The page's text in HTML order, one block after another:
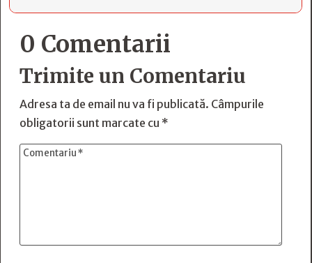
0 Comentarii
Trimite un Comentariu
Adresa ta de email nu va fi publicată. Câmpurile
obligatorii sunt marcate cu *